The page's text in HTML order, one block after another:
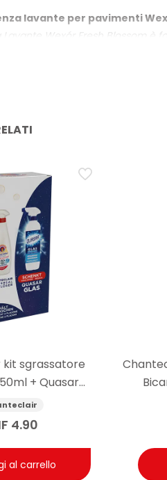
in base al risultato desiderato
lavante per pavimenti
Lavante Wexór Fresh
è un semplice profumatore
resta percepibile il profumo
si consiglia invece di
Lavante Wexór può
Lavante Wexór è utilizzabile
adattare sempre la quantità
a un detergente pavimenti
Lavante Wexór Fresh
articolo e un flacone offre fino a
sgrassatore
+ Quasar
vetri 650ml
4.90
al carrello